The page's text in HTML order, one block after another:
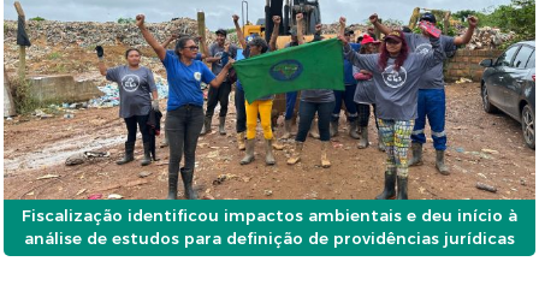
Fiscalização identificou impactos ambientais e deu início à
análise de estudos para definição de providências jurídicas